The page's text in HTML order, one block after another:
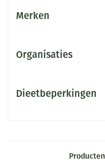
Merken
Organisaties
Dieetbeperkingen
Producten